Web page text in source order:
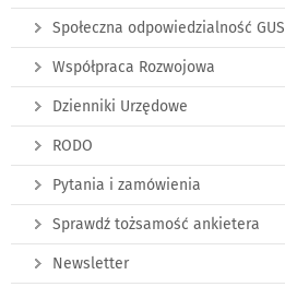
Społeczna odpowiedzialność GUS
Współpraca Rozwojowa
Dzienniki Urzędowe
RODO
Pytania i zamówienia
Sprawdź tożsamość ankietera
Newsletter